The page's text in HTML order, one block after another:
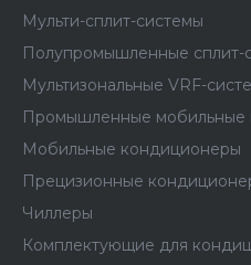
Мульти-сплит-системы
Полупромышленные сплит-
Мультизональные VRF-
Промышленные мобильные
Мобильные кондиционеры
Прецизионные
Чиллеры
Комплектующие для